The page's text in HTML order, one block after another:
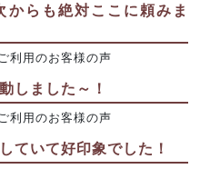
からも絶対ここに頼みま
利用のお客様の声
しました～！
利用のお客様の声
ていて好印象でした！